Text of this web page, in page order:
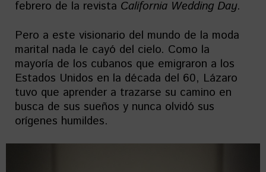
febrero de la revista California Wedding Day.
Pero a este visionario del mundo de la moda
marital nada le cayó del cielo. Como la
mayoría de los cubanos que emigraron a los
Estados Unidos en la década del 60, Lázaro
tuvo que aprender a trazarse su camino en
busca de sus sueños y nunca olvidó sus
orígenes humildes.